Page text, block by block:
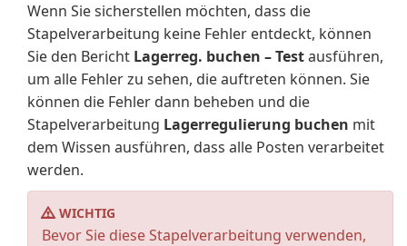
Wenn Sie sicherstellen möchten, dass die
Stapelverarbeitung keine Fehler entdeckt, können
Sie den Bericht Lagerreg. buchen – Testausführen,
um alle Fehler zu sehen, die auftreten können. Sie
können die Fehler dann beheben und die
Stapelverarbeitung Lagerregulierung buchen mit
dem Wissen ausführen, dass alle Posten verarbeitet
werden.
WICHTIG
Bevor Sie diese Stapelverarbeitung verwenden,